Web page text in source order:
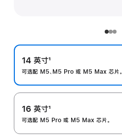
14 英寸
脚
注
1
可选配 M5、M5 Pro 或 M5 Max 芯片。
16 英寸
脚
1
可选配 M5 Pro 或 M5 Max 芯片。